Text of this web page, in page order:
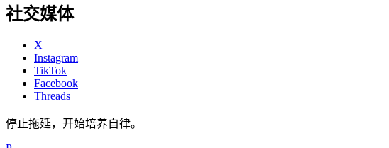
社交媒体
X
Instagram
TikTok
Facebook
Threads
停止拖延，开始培养自律。